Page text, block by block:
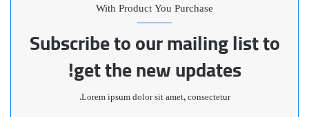
With Product You Purchase
Subscribe to our mailing list to
get the new updates!
Lorem ipsum dolor sit amet, consectetur.